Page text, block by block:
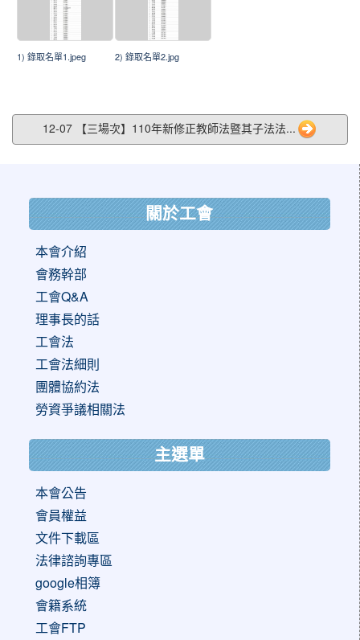
1) 錄取名單1.jpeg 2) 錄取名單2.jpg
12-07 【三場次】110年新修正教師法暨其子法法...
關於工會
本會介紹
會務幹部
工會Q&A
理事長的話
工會法
工會法細則
團體協約法
勞資爭議相關法
主選單
本會公告
會員權益
文件下載區
法律諮詢專區
google相簿
會籍系統
工會FTP